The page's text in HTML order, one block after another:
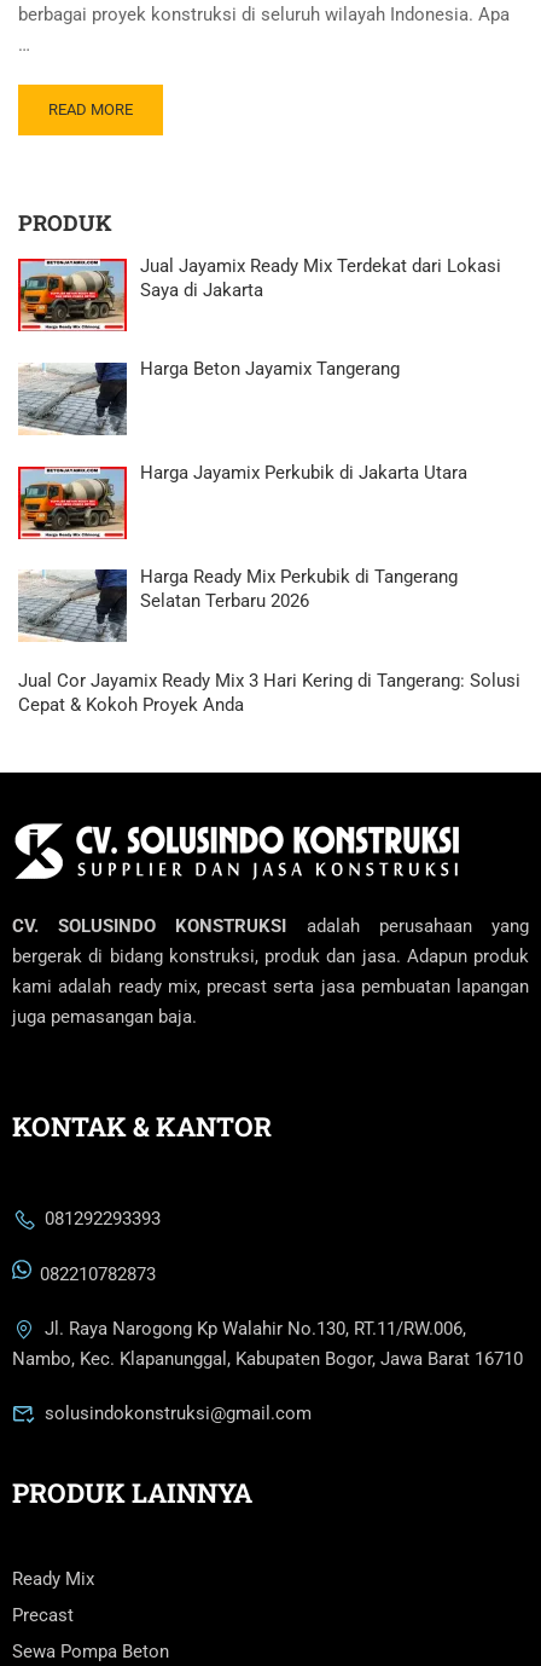
berbagai proyek konstruksi di seluruh wilayah Indonesia. Apa
…
READ MORE
PRODUK
Jual Jayamix Ready Mix Terdekat dari Lokasi
Saya di Jakarta
Harga Beton Jayamix Tangerang
Harga Jayamix Perkubik di Jakarta Utara
Harga Ready Mix Perkubik di Tangerang
Selatan Terbaru 2026
Jual Cor Jayamix Ready Mix 3 Hari Kering di Tangerang: Solusi
Cepat & Kokoh Proyek Anda
CV. SOLUSINDO KONSTRUKSI adalah perusahaan yang
bergerak di bidang konstruksi, produk dan jasa. Adapun produk
kami adalah ready mix, precast serta jasa pembuatan lapangan
juga pemasangan baja.
KONTAK & KANTOR
081292293393
082210782873
Jl. Raya Narogong Kp Walahir No.130, RT.11/RW.006,
Nambo, Kec. Klapanunggal, Kabupaten Bogor, Jawa Barat 16710
solusindokonstruksi@gmail.com
PRODUK LAINNYA
Ready Mix
Precast
Sewa Pompa Beton